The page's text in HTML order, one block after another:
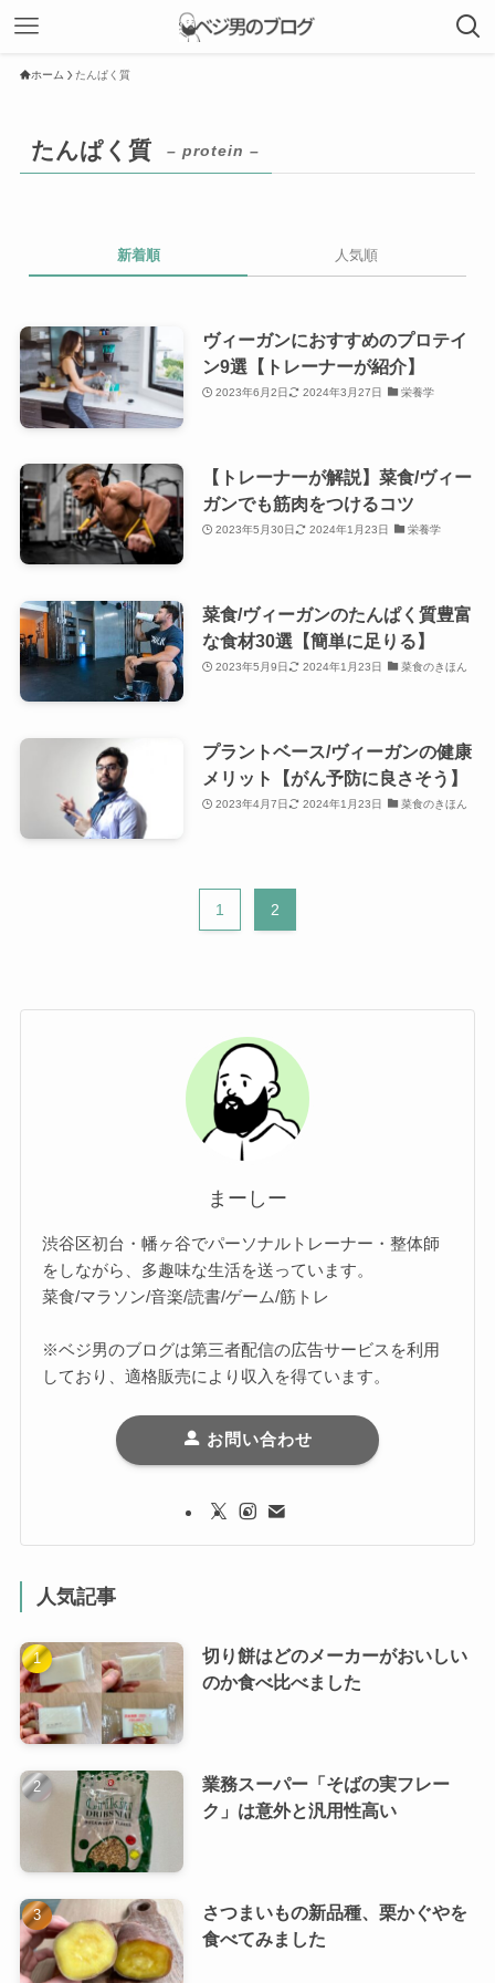
ホーム たんぱく質
たんぱく質 – protein –
新着順 人気順
ヴィーガンにおすすめのプロテイ
ン9選【トレーナーが紹介】
2023年6月2日 2024年3月27日 栄養学
【トレーナーが解説】菜食/ヴィー
ガンでも筋肉をつけるコツ
2023年5月30日 2024年1月23日 栄養学
菜食/ヴィーガンのたんぱく質豊富
な食材30選【簡単に足りる】
2023年5月9日 2024年1月23日 菜食のきほん
プラントベース/ヴィーガンの健康
メリット【がん予防に良さそう】
2023年4月7日 2024年1月23日 菜食のきほん
1 2
まーしー
渋谷区初台・幡ヶ谷でパーソナルトレーナー・整体師
をしながら、多趣味な生活を送っています。
菜食/マラソン/音楽/読書/ゲーム/筋トレ
※ベジ男のブログは第三者配信の広告サービスを利用
しており、適格販売により収入を得ています。
お問い合わせ
人気記事
切り餅はどのメーカーがおいしい
のか食べ比べました
業務スーパー「そばの実フレー
ク」は意外と汎用性高い
さつまいもの新品種、栗かぐやを
食べてみました